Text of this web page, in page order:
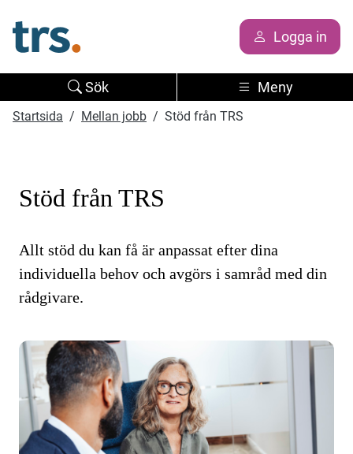
Logga in
Sök Meny
Startsida Mellan jobb Stöd från TRS
Stöd från TRS
Allt stöd du kan få är anpassat efter dina
individuella behov och avgörs i samråd med din
rådgivare.